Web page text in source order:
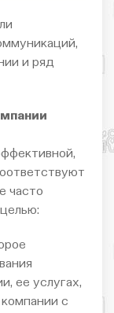
и ряд
часто
ее услугах,
с